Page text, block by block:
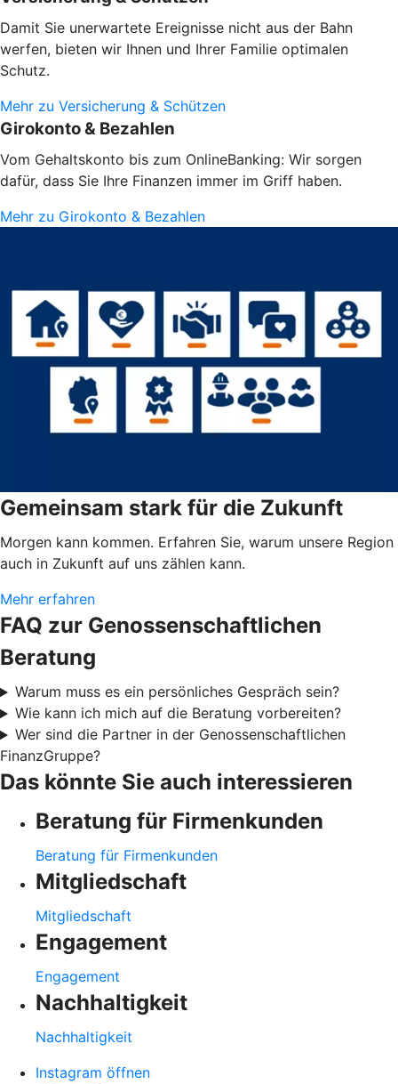
Damit Sie unerwartete Ereignisse nicht aus der Bahn
werfen, bieten wir Ihnen und Ihrer Familie optimalen
Schutz.
Mehr zu Versicherung & Schützen
Girokonto & Bezahlen
Vom Gehaltskonto bis zum OnlineBanking: Wir sorgen
dafür, dass Sie Ihre Finanzen immer im Griff haben.
Mehr zu Girokonto & Bezahlen
Gemeinsam stark für die Zukunft
Morgen kann kommen. Erfahren Sie, warum unsere Region
auch in Zukunft auf uns zählen kann.
Mehr erfahren
FAQ zur Genossenschaftlichen
Beratung
Warum muss es ein persönliches Gespräch sein?
Wie kann ich mich auf die Beratung vorbereiten?
Wer sind die Partner in der Genossenschaftlichen
FinanzGruppe?
Das könnte Sie auch interessieren
Beratung für Firmenkunden
Beratung für Firmenkunden
Mitgliedschaft
Mitgliedschaft
Engagement
Engagement
Nachhaltigkeit
Nachhaltigkeit
Instagram öffnen